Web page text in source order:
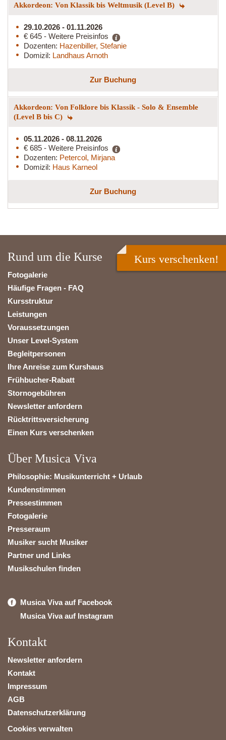
Akkordeon: Von Klassik bis Weltmusik (Level B)
29.10.2026 - 01.11.2026
€ 645 - Weitere Preisinfos
Dozenten: Hazenbiller, Stefanie
Domizil: Landhaus Arnoth
Zur Buchung
Akkordeon: Von Folklore bis Klassik - Solo & Ensemble
(Level B bis C)
05.11.2026 - 08.11.2026
€ 685 - Weitere Preisinfos
Dozenten: Petercol, Mirjana
Domizil: Haus Karneol
Zur Buchung
Rund um die Kurse
Fotogalerie
Häufige Fragen - FAQ
Kursstruktur
Leistungen
Voraussetzungen
Unser Level-System
Begleitpersonen
Ihre Anreise zum Kurshaus
Frühbucher-Rabatt
Stornogebühren
Newsletter anfordern
Rücktrittsversicherung
Einen Kurs verschenken
Über Musica Viva
Philosophie: Musikunterricht + Urlaub
Kundenstimmen
Pressestimmen
Fotogalerie
Presseraum
Musiker sucht Musiker
Partner und Links
Musikschulen finden
Musica Viva auf Facebook
Musica Viva auf Instagram
Kontakt
Newsletter anfordern
Kontakt
Impressum
AGB
Datenschutzerklärung
Cookies verwalten
Kurs verschenken!